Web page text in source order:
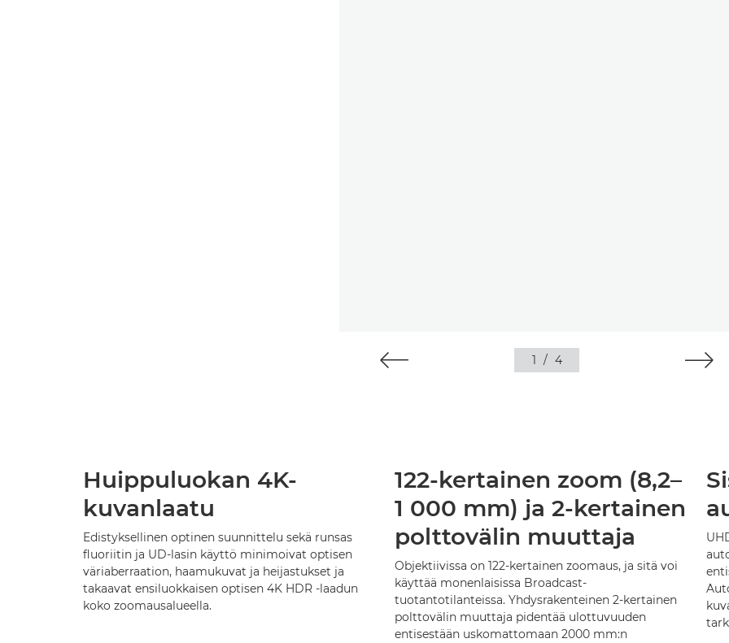
1 / 4
Huippuluokan 4K-
kuvanlaatu
Edistyksellinen optinen suunnittelu sekä runsas
fluoriitin ja UD-lasin käyttö minimoivat optisen
väriaberraation, haamukuvat ja heijastukset ja
takaavat ensiluokkaisen optisen 4K HDR -laadun
koko zoomausalueella.
122-kertainen zoom (8,2–
1 000 mm) ja 2-kertainen
polttovälin muuttaja
Objektiivissa on 122-kertainen zoomaus, ja sitä voi
käyttää monenlaisissa Broadcast-
tuotantotilanteissa. Yhdysrakenteinen 2-kertainen
polttovälin muuttaja pidentää ulottuvuuden
entisestään uskomattomaan 2000 mm:n